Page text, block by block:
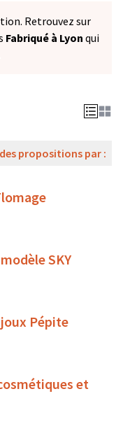
Retrouvez sur
Fabriqué à Lyon qui
propositions par :
SKY
Pépite
et